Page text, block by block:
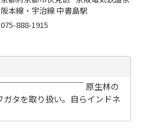
阪本線・宇治線 中書島駅
075-888-1915
￣￣￣￣￣￣￣￣￣ 原生林の
タを取り扱い。自らインドネ